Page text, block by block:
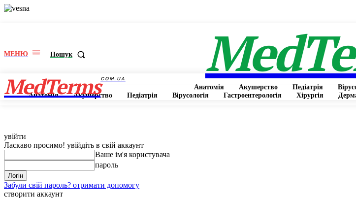
МЕНЮ Пошук
Анатомія Акушерство Педіатрія Вірусологія Гастроентерологія Хірургія
MedTermsCOM.UA
Анатомія Акушерство Педіатрія
увійти
Ласкаво просимо! увійдіть в свій аккаунт
Ваше ім'я користувача
пароль
Забули свій пароль? отримати допомогу
створити аккаунт